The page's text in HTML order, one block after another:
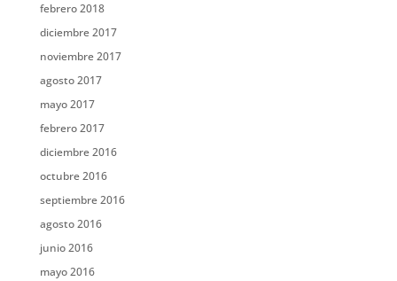
febrero 2018
diciembre 2017
noviembre 2017
agosto 2017
mayo 2017
febrero 2017
diciembre 2016
octubre 2016
septiembre 2016
agosto 2016
junio 2016
mayo 2016